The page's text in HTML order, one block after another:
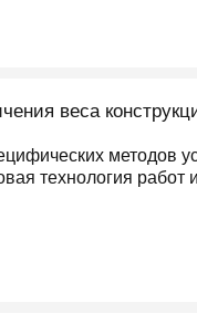
веса
методов
технология работ